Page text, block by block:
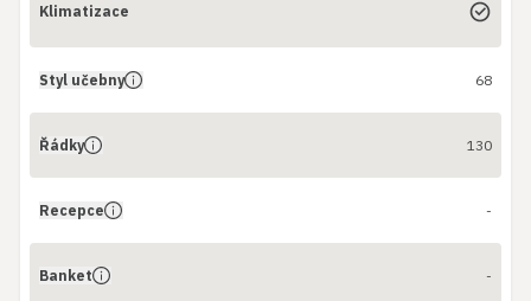
Klimatizace
Styl učebny 68
Řádky 130
Recepce -
Banket -